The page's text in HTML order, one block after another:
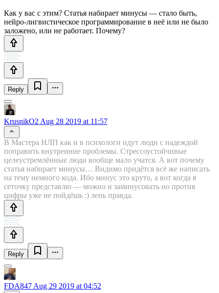
Как у вас с этим? Статья набирает минусы — стало быть,
нейро-лигвистическое программирование в неё или не было
заложено, или не работает. Почему?
Reply
KrusnikO2 Aug 28 2019 at 11:57
В Мастера НЛП как и в психологи идут люди с надеждой
поправить внутренние проблемы. Стрессоустойчивые
целеустремлённые люди вообще мало учатся. А вот почему
статья набирает минусы… Видимо придётся всё же написать
на тему немного кода. Ибо минус это круто, а вот когда я
сеточку представлю — можно и заминусовать но против
цифры уже не пойдёшь :) лень правда.
Reply
FDA847 Aug 29 2019 at 04:52